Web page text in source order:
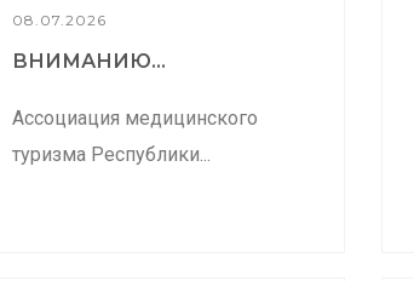
08.07.2026
ВНИМАНИЮ...
Ассоциация медицинского
туризма Республики...